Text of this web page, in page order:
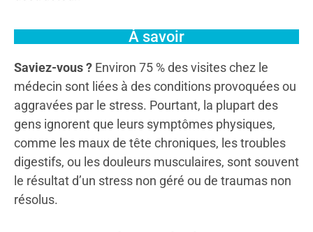
À savoir
Saviez-vous ? Environ 75 % des visites chez le
médecin sont liées à des conditions provoquées ou
aggravées par le stress. Pourtant, la plupart des
gens ignorent que leurs symptômes physiques,
comme les maux de tête chroniques, les troubles
digestifs, ou les douleurs musculaires, sont souvent
le résultat d’un stress non géré ou de traumas non
résolus.